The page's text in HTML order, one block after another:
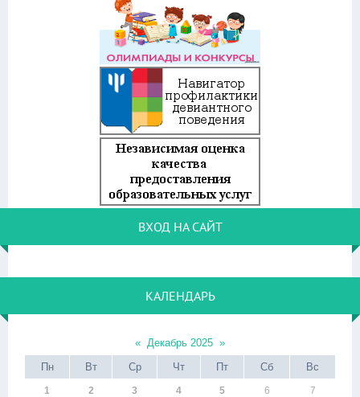
ВХОД НА САЙТ
КАЛЕНДАРЬ
« Декабрь 2025 »
Пн
Вт Ср Чт Пт Сб Вс
1 2 3 4 5 6 7